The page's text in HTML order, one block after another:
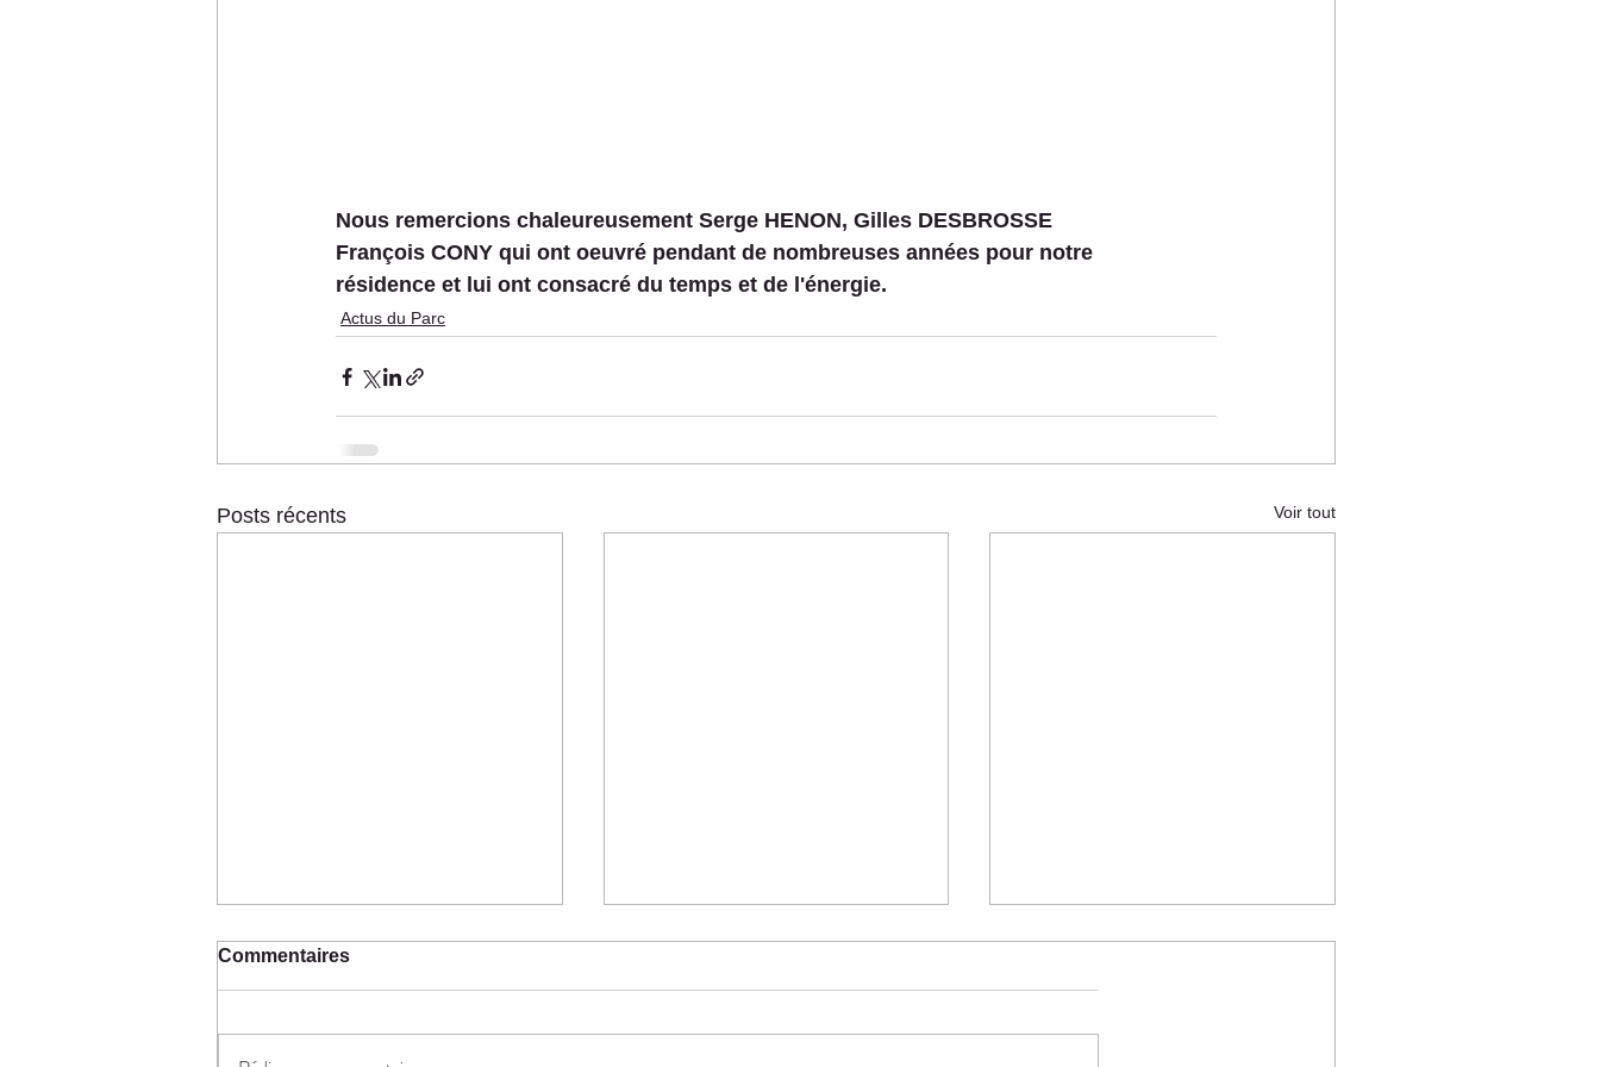
Nous remercions chaleureusement Serge HENON, Gilles DESBROSSE
François CONY qui ont oeuvré pendant de nombreuses années pour notre
résidence et lui ont consacré du temps et de l'énergie.
Actus du Parc
Posts récents Voir tout
Commentaires